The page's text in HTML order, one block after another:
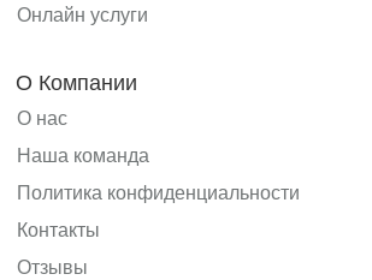
Онлайн услуги
О Компании
О нас
Наша команда
Политика конфиденциальности
Контакты
Отзывы